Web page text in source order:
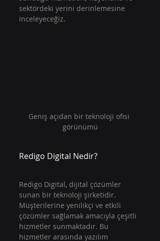
sektördeki yerini derinlemesine
inceleyeceğiz.
Geniş açıdan bir teknoloji ofisi
görünümü
Redigo Digital Nedir?
Redigo Digital, dijital çözümler
sunan bir teknoloji şirketidir.
Müşterilerine yenilikçi ve etkili
çözümler sağlamak amacıyla çeşitli
hizmetler sunmaktadır. Bu
hizmetler arasında yazılım